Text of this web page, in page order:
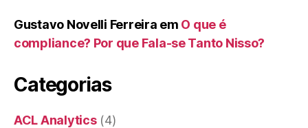
Gustavo Novelli Ferreira em O que é
compliance? Por que Fala-se Tanto Nisso?
Categorias
ACL Analytics(4)